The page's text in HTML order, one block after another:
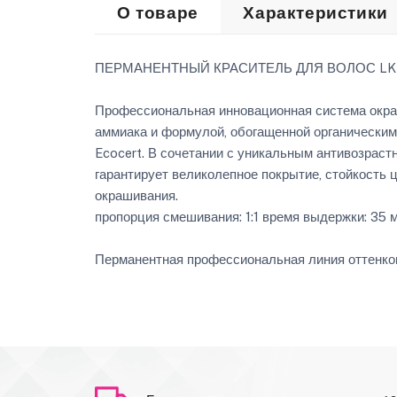
О товаре Характеристики
ПЕРМАНЕНТНЫЙ КРАСИТЕЛЬ ДЛЯ ВОЛОС LK
Профессиональная инновационная система
аммиака и формулой, обогащенной
Ecocert. В сочетании с уникальным
гарантирует великолепное покрытие,
окрашивания.
пропорция смешивания: 1:1 время выдержки: 35
Перманентная профессиональная линия